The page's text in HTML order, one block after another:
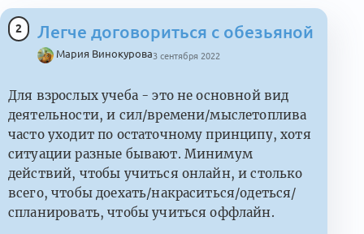
Легче договориться с обезьяной
Мария Винокурова3 сентября 2022
2
Для взрослых учеба - это не основной вид
деятельности, и сил/времени/мыслетоплива
часто уходит по остаточному принципу, хотя
ситуации разные бывают. Минимум
действий, чтобы учиться онлайн, и столько
всего, чтобы доехать/накраситься/одеться/
спланировать, чтобы учиться оффлайн.